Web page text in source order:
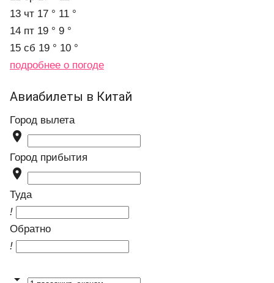
13 чт 17 ° 11 °
14 пт 19 ° 9 °
15 сб 19 ° 10 °
подробнее о погоде
Авиабилеты в Китай
Город вылета

Город прибытия

Туда
!
Обратно
!
